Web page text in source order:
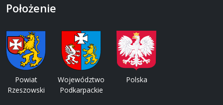
Położenie
Powiat
Rzeszowski
Województwo
Podkarpackie
Polska